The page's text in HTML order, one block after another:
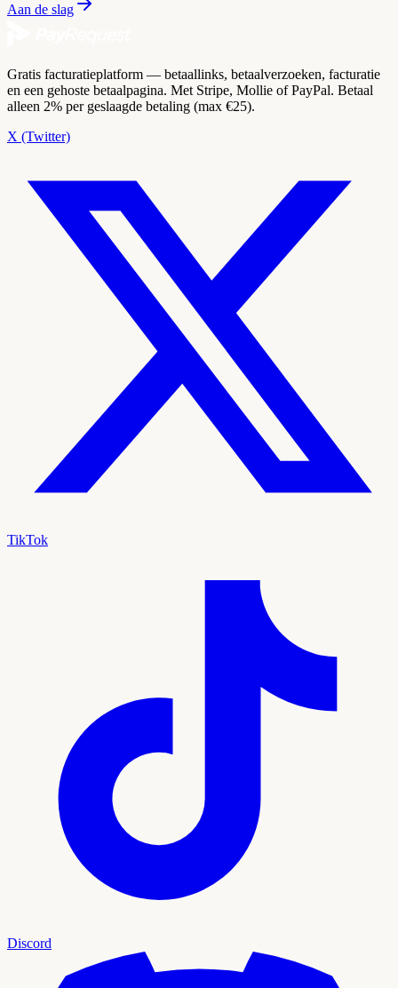
Aan de slag
Gratis facturatieplatform — betaallinks, betaalverzoeken, facturatie
en een gehoste betaalpagina. Met Stripe, Mollie of PayPal. Betaal
alleen 2% per geslaagde betaling (max €25).
X (Twitter)
TikTok
Discord